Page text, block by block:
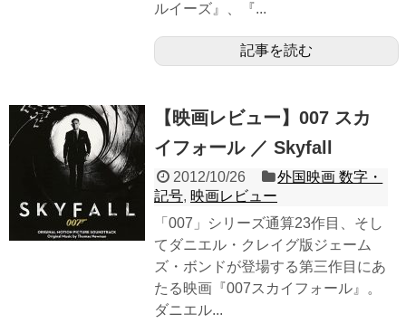
ルイーズ』、『...
記事を読む
【映画レビュー】007 スカ
イフォール ／ Skyfall
2012/10/26
外国映画 数字・
記号, 映画レビュー
「007」シリーズ通算23作目、そし
てダニエル・クレイグ版ジェーム
ズ・ボンドが登場する第三作目にあ
たる映画『007スカイフォール』。
ダニエル...